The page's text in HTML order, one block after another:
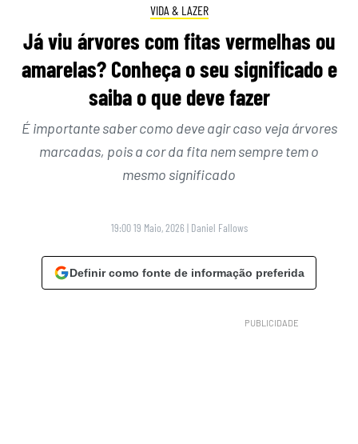
VIDA & LAZER
Já viu árvores com fitas vermelhas ou
amarelas? Conheça o seu significado e
saiba o que deve fazer
É importante saber como deve agir caso veja árvores
marcadas, pois a cor da fita nem sempre tem o
mesmo significado
19:00 19 Maio, 2026 | Daniel Fallows
Definir como fonte de informação preferida